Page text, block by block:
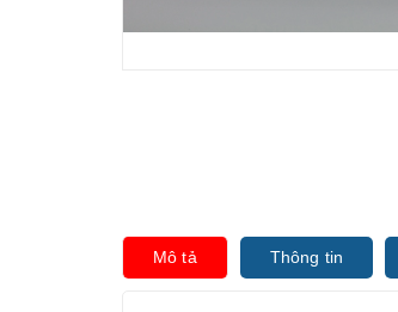
Mô tả Thông tin